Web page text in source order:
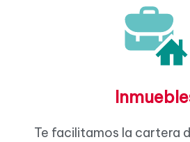
Te facilitamos la cartera